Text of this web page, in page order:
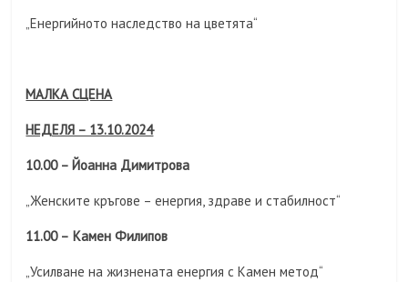
„Енергийното наследство на цветята“
МАЛКА СЦЕНА
НЕДЕЛЯ – 13.10.2024
10.00 – Йоанна Димитрова
„Женските кръгове – енергия, здраве и стабилност“
11.00 – Камен Филипов
„Усилване на жизнената енергия с Камен метод“